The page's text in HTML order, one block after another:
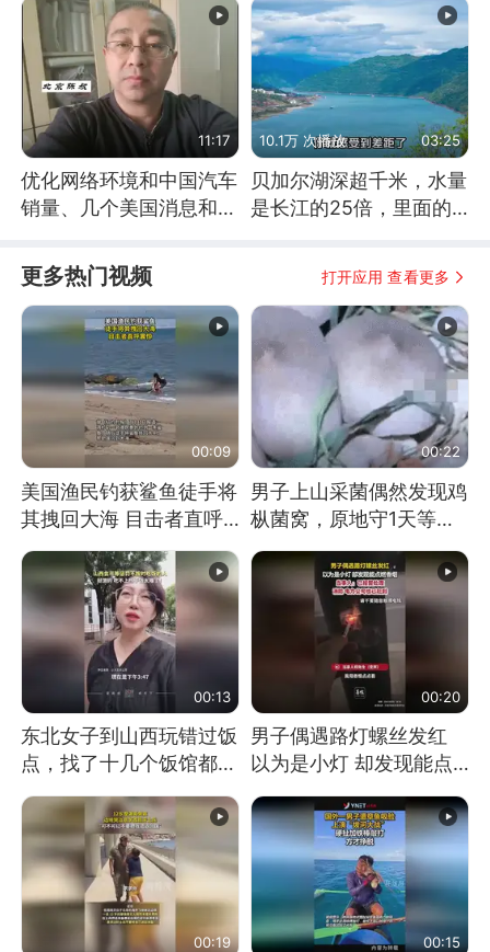
11:17
优化网络环境和中国汽车
销量、几个美国消息和俄
10.1万 次播放 03:25
贝加尔湖深超千米，水量
是长江的25倍，里面的
更多热门视频 打开应用 查看更多
00:09
美国渔民钓获鲨鱼徒手将
其拽回大海 目击者直呼
震惊 （视频来源：参考
消息）
00:22
男子上山采菌偶然发现鸡
枞菌窝，原地守1天等它
长大：挖了140多朵
00:13
东北女子到山西玩错过饭
点，找了十几个饭馆都没
开门：午休到几点
00:20
男子偶遇路灯螺丝发红
以为是小灯 却发现能点
燃香烟 当事人：已报警
处理
00:19 00:15